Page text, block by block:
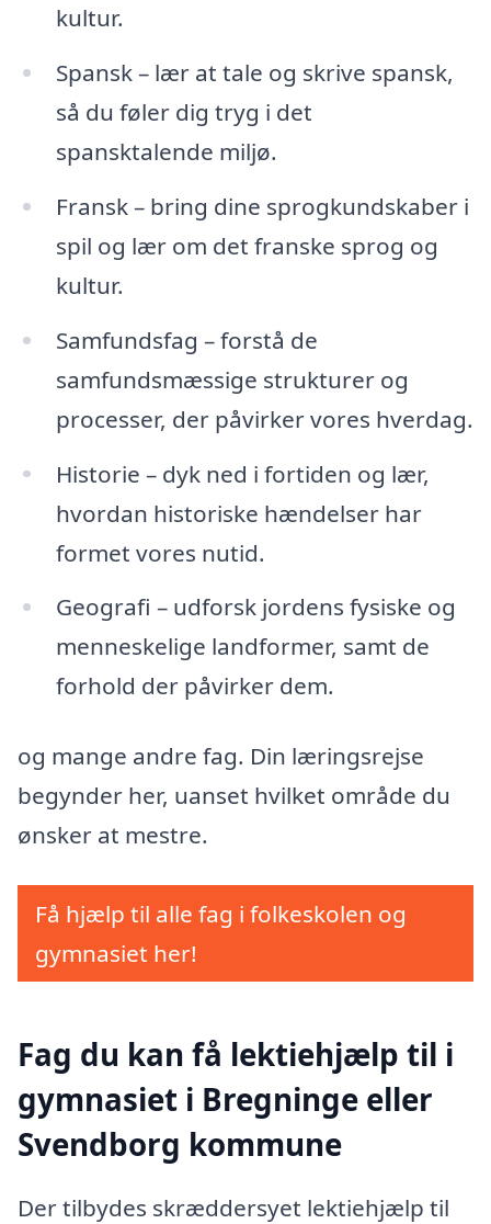
kultur.
Spansk – lær at tale og skrive spansk,
så du føler dig tryg i det
spansktalende miljø.
Fransk – bring dine sprogkundskaber i
spil og lær om det franske sprog og
kultur.
Samfundsfag – forstå de
samfundsmæssige strukturer og
processer, der påvirker vores hverdag.
Historie – dyk ned i fortiden og lær,
hvordan historiske hændelser har
formet vores nutid.
Geografi – udforsk jordens fysiske og
menneskelige landformer, samt de
forhold der påvirker dem.
og mange andre fag. Din læringsrejse
begynder her, uanset hvilket område du
ønsker at mestre.
Få hjælp til alle fag i folkeskolen og
gymnasiet her!
Fag du kan få lektiehjælp til i
gymnasiet i Bregninge eller
Svendborg kommune
Der tilbydes skræddersyet lektiehjælp til